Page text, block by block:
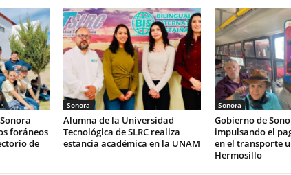
foráneos
de
Sonora
Alumna de la Universidad
Tecnológica de SLRC realiza
estancia académica en la UNAM
Sonora
Gobierno de
impulsando el
en el transporte
Hermosillo